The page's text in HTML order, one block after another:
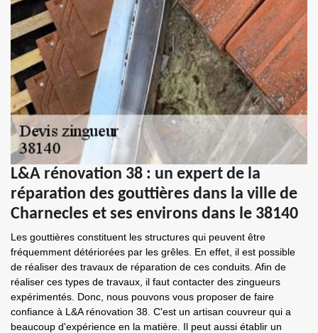
L&A rénovation 38 : un expert de la
réparation des gouttières dans la ville de
Charnecles et ses environs dans le 38140
Les gouttières constituent les structures qui peuvent être
fréquemment détériorées par les grêles. En effet, il est possible
de réaliser des travaux de réparation de ces conduits. Afin de
réaliser ces types de travaux, il faut contacter des zingueurs
expérimentés. Donc, nous pouvons vous proposer de faire
confiance à L&A rénovation 38. C'est un artisan couvreur qui a
beaucoup d'expérience en la matière. Il peut aussi établir un